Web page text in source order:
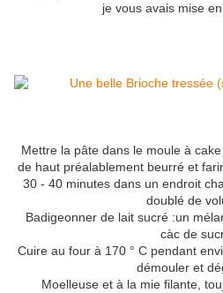
je vous avais mise en
Mettre la pâte dans le moule à
de haut préalablement beurré et
30 - 40 minutes dans un endroit
doublé de
Badigeonner de lait sucré :un
càc de
Cuire au four à 170 ° C pendant
démouler et
Moelleuse et à la mie filante,